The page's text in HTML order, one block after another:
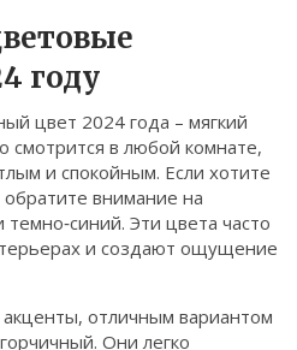
году
цвет 2024 года – мягкий
в любой комнате,
и спокойным. Если хотите
внимание на
Эти цвета часто
и создают ощущение
отличным вариантом
Они легко